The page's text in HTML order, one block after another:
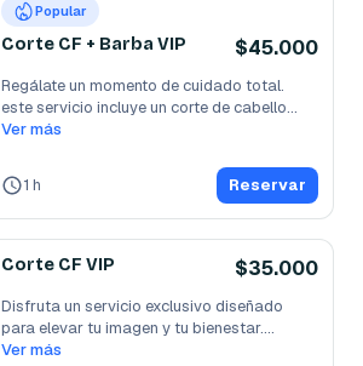
Popular
Corte CF + Barba VIP $45.000
Regálate un momento de cuidado total.
este servicio incluye un corte de cabello...
Ver más
1 h Reservar
Corte CF VIP $35.000
Disfruta un servicio exclusivo diseñado
para elevar tu imagen y tu bienestar....
Ver más